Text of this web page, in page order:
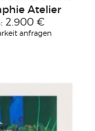
Atelier
2.900 €
anfragen